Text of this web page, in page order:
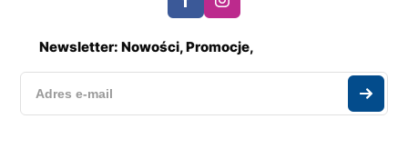
Newsletter: Nowości, Promocje,